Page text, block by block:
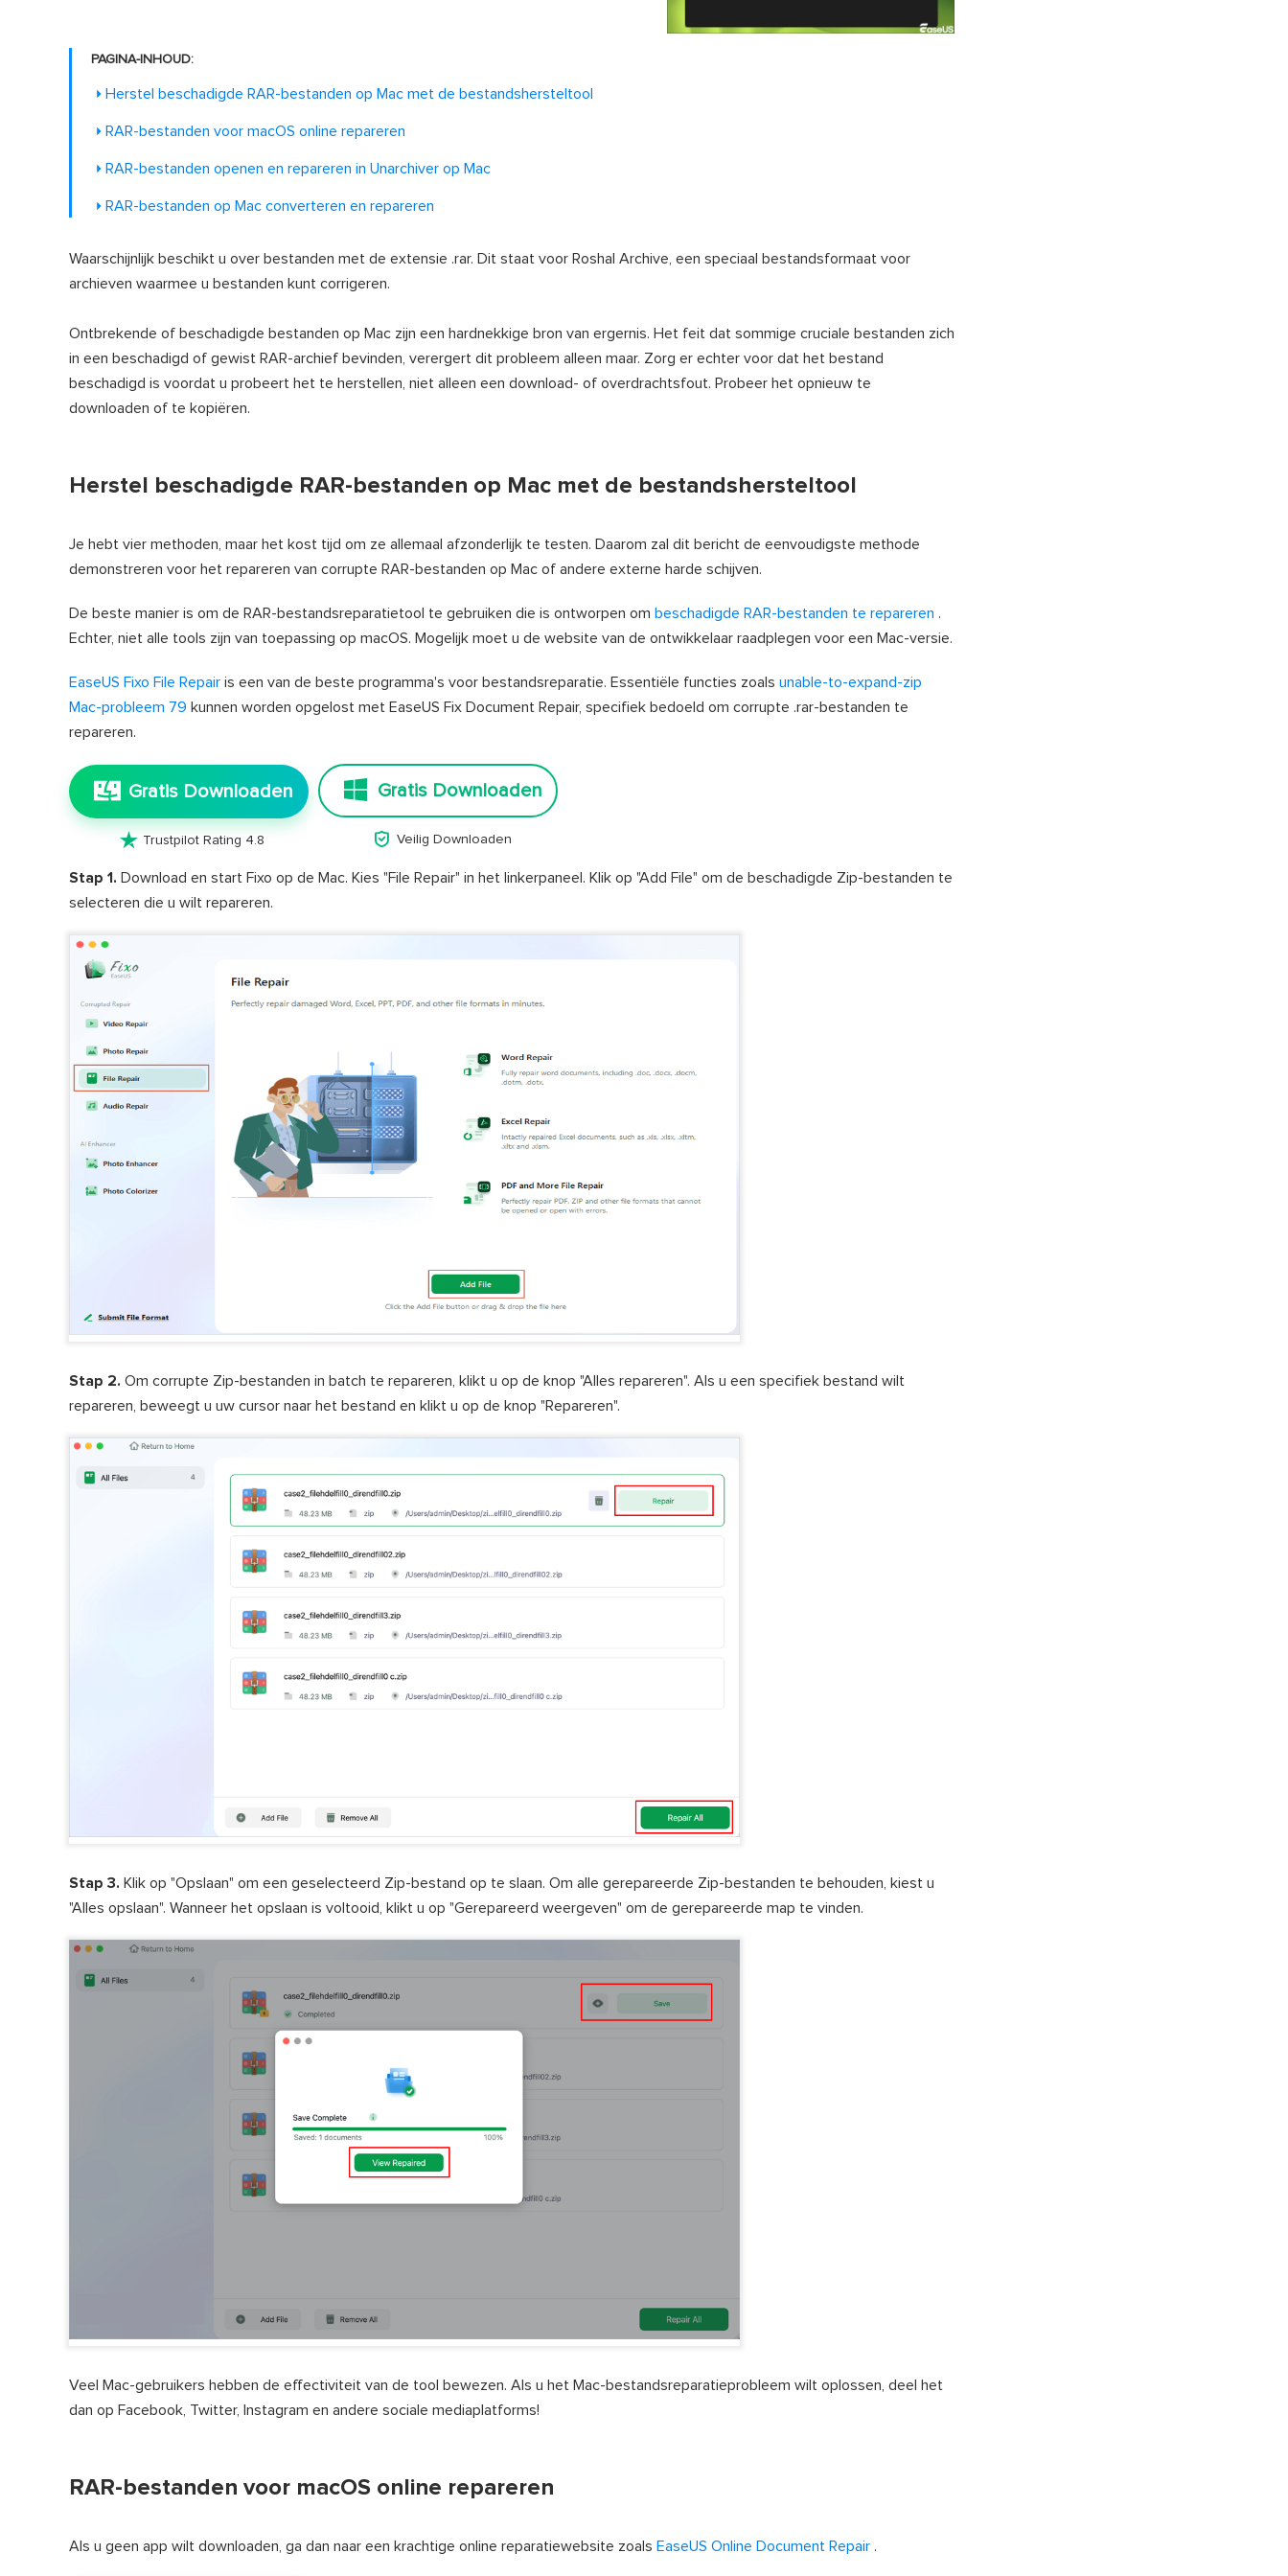
PAGINA-INHOUD:
Herstel beschadigde RAR-bestanden op Mac met de bestandshersteltool
RAR-bestanden voor macOS online repareren
RAR-bestanden openen en repareren in Unarchiver op Mac
RAR-bestanden op Mac converteren en repareren
Waarschijnlijk beschikt u over bestanden met de extensie .rar. Dit staat voor Roshal Archive, een speciaal bestandsformaat voor
archieven waarmee u bestanden kunt corrigeren.
Ontbrekende of beschadigde bestanden op Mac zijn een hardnekkige bron van ergernis. Het feit dat sommige cruciale bestanden zich
in een beschadigd of gewist RAR-archief bevinden, verergert dit probleem alleen maar. Zorg er echter voor dat het bestand
beschadigd is voordat u probeert het te herstellen, niet alleen een download- of overdrachtsfout. Probeer het opnieuw te
downloaden of te kopiëren.
Herstel beschadigde RAR-bestanden op Mac met de bestandshersteltool
Je hebt vier methoden, maar het kost tijd om ze allemaal afzonderlijk te testen. Daarom zal dit bericht de eenvoudigste methode
demonstreren voor het repareren van corrupte RAR-bestanden op Mac of andere externe harde schijven.
De beste manier is om de RAR-bestandsreparatietool te gebruiken die is ontworpen om beschadigde RAR-bestanden te repareren .
Echter, niet alle tools zijn van toepassing op macOS. Mogelijk moet u de website van de ontwikkelaar raadplegen voor een Mac-versie.
EaseUS Fixo File Repair is een van de beste programma's voor bestandsreparatie. Essentiële functies zoals unable-to-expand-zip
Mac-probleem 79 kunnen worden opgelost met EaseUS Fix Document Repair, specifiek bedoeld om corrupte .rar-bestanden te
repareren.
Gratis Downloaden
 Trustpilot Rating 4.8
Gratis Downloaden
 Veilig Downloaden
Stap 1. Download en start Fixo op de Mac. Kies "File Repair" in het linkerpaneel. Klik op "Add File" om de beschadigde Zip-bestanden te
selecteren die u wilt repareren.
Stap 2. Om corrupte Zip-bestanden in batch te repareren, klikt u op de knop "Alles repareren". Als u een specifiek bestand wilt
repareren, beweegt u uw cursor naar het bestand en klikt u op de knop "Repareren".
Stap 3. Klik op "Opslaan" om een geselecteerd Zip-bestand op te slaan. Om alle gerepareerde Zip-bestanden te behouden, kiest u
"Alles opslaan". Wanneer het opslaan is voltooid, klikt u op "Gerepareerd weergeven" om de gerepareerde map te vinden.
Veel Mac-gebruikers hebben de effectiviteit van de tool bewezen. Als u het Mac-bestandsreparatieprobleem wilt oplossen, deel het
dan op Facebook, Twitter, Instagram en andere sociale mediaplatforms!
RAR-bestanden voor macOS online repareren
Als u geen app wilt downloaden, ga dan naar een krachtige online reparatiewebsite zoals EaseUS Online Document Repair .